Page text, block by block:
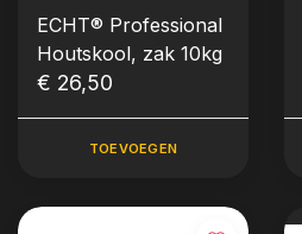
ECHT® Professional
Houtskool, zak 10kg
€ 26,50
TOEVOEGEN